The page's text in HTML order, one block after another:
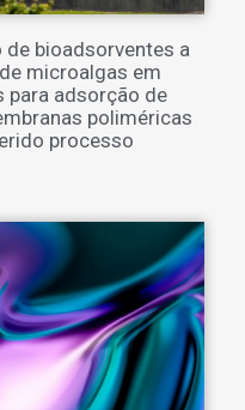
de bioadsorventes a
microalgas em
para adsorção de
poliméricas
processo